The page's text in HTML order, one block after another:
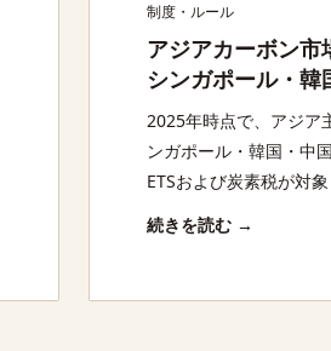
制度・ルール
アジアカーボン
シンガポール・韓
日本の制度と機会
2025年時点で、アジア
ンガポール・韓国・中
ETSおよび炭素税が対
は、世界全体の温室効
中でも特に大きな比重
ー対象、年間約50億
続きを読む →